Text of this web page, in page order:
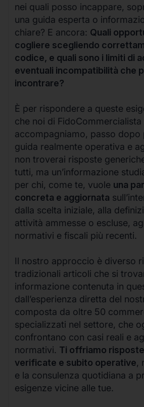
nei quali posso incappare,
una guida esperta o
chiare? E ancora: Quali
cogliere scegliendo
codice, e quali sono i limiti di
eventuali incompatibilità che
incontrare?
È per rispondere a queste
che noi di FidoCommercialista
accompagniamo, passo dopo
guida realmente operativa e
non troverai risposte
tutti, ma un’informazione
per chi, come te, vuole una
concreta e aggiornata
dalla scelta iniziale, alla
attività ammesse o escluse,
normativi e fiscali più recenti.
Il nostro approccio è diverso
tradizionali articoli che si
informazione contenuta in
dall’esperienza diretta del
composta da oltre 50
specializzati nel settore, che
confrontano con casi reali e
normativi. Ti offriamo
verificate e subito operative,
e la consulenza quotidiana a
esigenze vicine alle tue.